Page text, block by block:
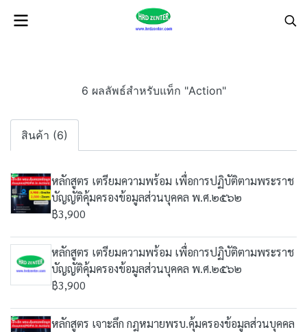
6 ผลลัพธ์สำหรับแท็ก "Action"
สินค้า (6)
หลักสูตร เตรียมความพร้อม เพื่อการปฏิบัติตามพระราช
บัญญัติคุ้มครองข้อมูลส่วนบุคคล พ.ศ.๒๕๖๒
฿3,900
หลักสูตร เตรียมความพร้อม เพื่อการปฏิบัติตามพระราช
บัญญัติคุ้มครองข้อมูลส่วนบุคคล พ.ศ.๒๕๖๒
฿3,900
หลักสูตร เจาะลึก กฎหมายพรบ.คุ้มครองข้อมูลส่วนบุคคล